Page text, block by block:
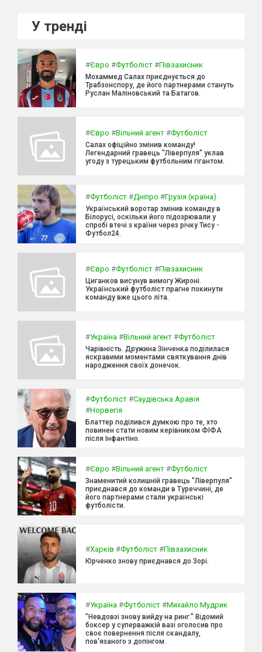
У тренді
#Євро #Футболіст #Півзахисник
Мохаммед Салах приєднується до
Трабзонспору, де його партнерами стануть
Руслан Маліновський та Батагов.
#Євро #Вільний агент #Футболіст
Салах офіційно змінив команду!
Легендарний гравець "Ліверпуля" уклав
угоду з турецьким футбольним гігантом.
#Футболіст #Дніпро #Грузія (країна)
Український воротар змінив команду в
Білорусі, оскільки його підозрювали у
спробі втечі з країни через річку Тису -
Футбол24.
#Євро #Футболіст #Півзахисник
Циганков висунув вимогу Жироні.
Український футболіст прагне покинути
команду вже цього літа.
#Україна #Вільний агент #Футболіст
Чарівність. Дружина Зінченка поділилася
яскравими моментами святкування днів
народження своїх донечок.
#Футболіст #Саудівська Аравія
#Норвегія
Блаттер поділився думкою про те, хто
повинен стати новим керівником ФІФА
після Інфантіно.
#Євро #Вільний агент #Футболіст
Знаменитий колишній гравець "Ліверпуля"
приєднався до команди в Туреччині, де
його партнерами стали українські
футболісти.
#Харків #Футболіст #Півзахисник
Юрченко знову приєднався до Зорі.
#Україна #Футболіст #Михайло Мудрик
"Невдовзі знову вийду на ринг." Відомий
боксер у суперважкій вазі оголосив про
своє повернення після скандалу,
пов'язаного з допінгом.